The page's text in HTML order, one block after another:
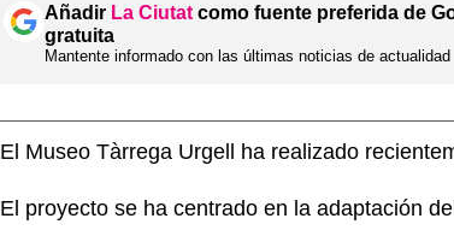
Añadir La Ciutat como fuente preferida de
gratuita
Mantente informado con las últimas noticias de actualidad
El Museo Tàrrega Urgell ha realizado
El proyecto se ha centrado en la adaptación